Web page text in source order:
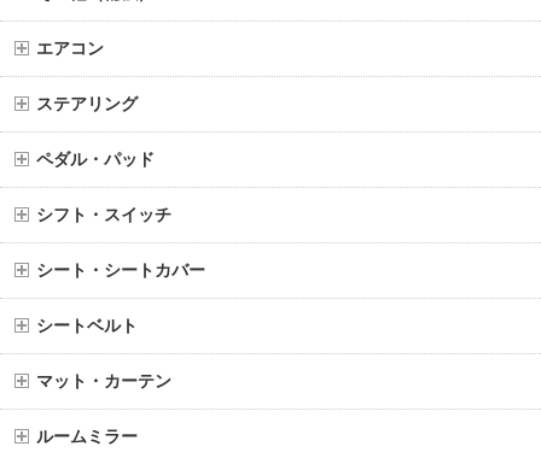
エアコン
ステアリング
ペダル・パッド
シフト・スイッチ
シート・シートカバー
シートベルト
マット・カーテン
ルームミラー